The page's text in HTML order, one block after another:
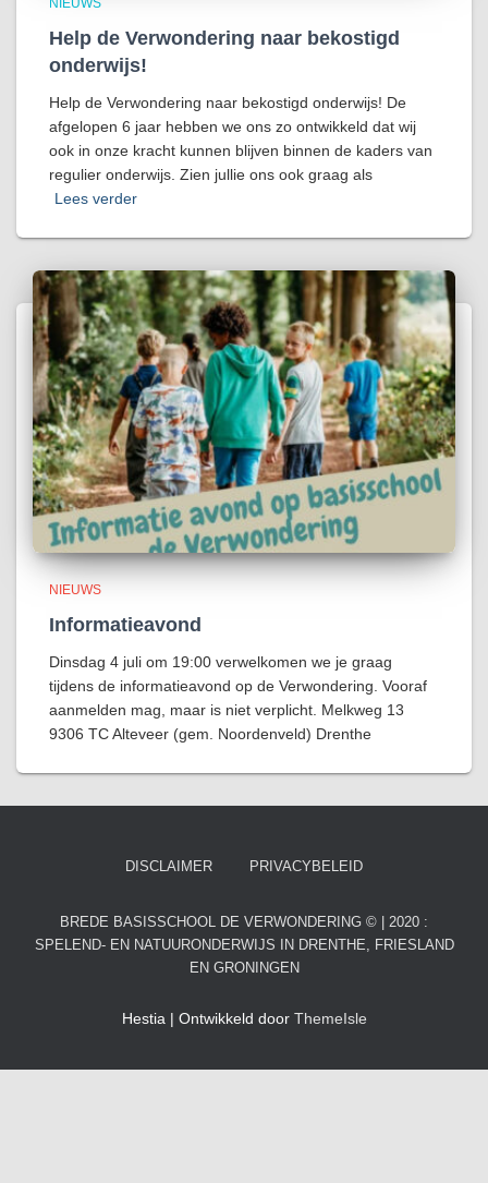
NIEUWS
Help de Verwondering naar bekostigd
onderwijs!
Help de Verwondering naar bekostigd onderwijs! De
afgelopen 6 jaar hebben we ons zo ontwikkeld dat wij
ook in onze kracht kunnen blijven binnen de kaders van
regulier onderwijs. Zien jullie ons ook graag als
Lees verder
NIEUWS
Informatieavond
Dinsdag 4 juli om 19:00 verwelkomen we je graag
tijdens de informatieavond op de Verwondering. Vooraf
aanmelden mag, maar is niet verplicht. Melkweg 13
9306 TC Alteveer (gem. Noordenveld) Drenthe
DISCLAIMER PRIVACYBELEID
BREDE BASISSCHOOL DE VERWONDERING © | 2020 :
SPELEND- EN NATUURONDERWIJS IN DRENTHE, FRIESLAND
EN GRONINGEN
Hestia | Ontwikkeld door ThemeIsle